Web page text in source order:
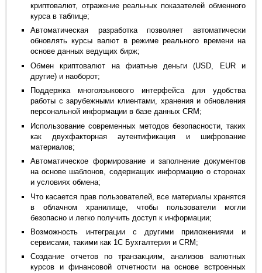
криптовалют, отражение реальных показателей обменного
курса в таблице;
Автоматическая разработка позволяет автоматически
обновлять курсы валют в режиме реального времени на
основе данных ведущих бирж;
Обмен криптовалют на фиатные деньги (USD, EUR и
другие) и наоборот;
Поддержка многоязыкового интерфейса для удобства
работы с зарубежными клиентами, хранения и обновления
персональной информации в базе данных CRM;
Использование современных методов безопасности, таких
как двухфакторная аутентификация и шифрование
материалов;
Автоматическое формирование и заполнение документов
на основе шаблонов, содержащих информацию о сторонах
и условиях обмена;
Что касается прав пользователей, все материалы хранятся
в облачном хранилище, чтобы пользователи могли
безопасно и легко получить доступ к информации;
Возможность интеграции с другими приложениями и
сервисами, такими как 1С Бухгалтерия и CRM;
Создание отчетов по транзакциям, анализов валютных
курсов и финансовой отчетности на основе встроенных